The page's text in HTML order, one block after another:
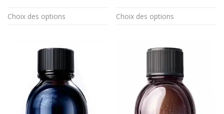
Choix des options
produit
variations.
options
peuvent
Choix des options
produit
options
peuvent